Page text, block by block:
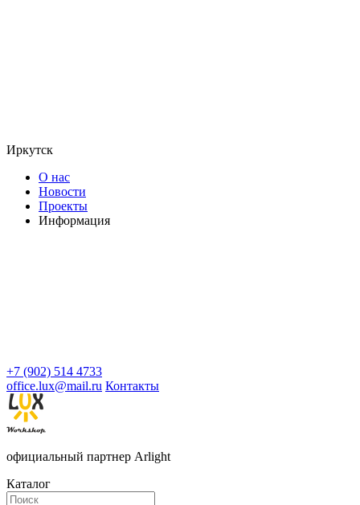
Иркутск
О нас
Новости
Проекты
Информация
+7 (902) 514 4733
office.lux@mail.ru Контакты
официальный партнер Arlight
Каталог